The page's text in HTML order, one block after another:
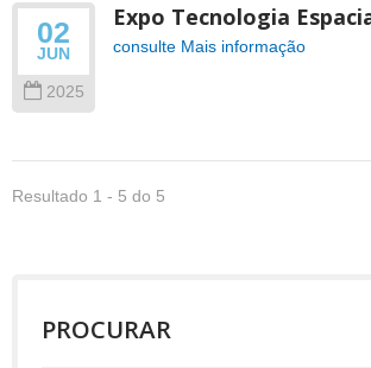
02
JUN
2025
Expo Tecnologia
consulte Mais informação
Resultado 1 - 5 do 5
PROCURAR